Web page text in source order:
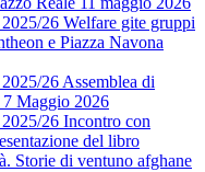
26 Welfare gite gruppi
e Piazza Navona
26 Assemblea di
Maggio 2026
26 Incontro con
del libro
Storie di ventuno afghane